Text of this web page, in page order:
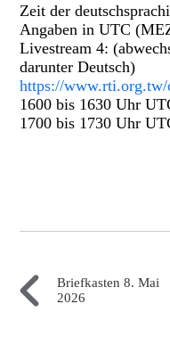
Zeit der
Angaben in UTC
Livestream 4:
darunter Deutsch)
https://
1600 bis 1630 Uhr
1700 bis 1730 Uhr
Briefkasten 8. Mai
2026